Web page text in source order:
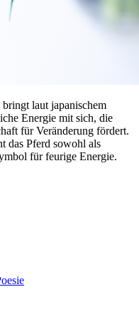
bringt laut japanischem
Energie mit sich, die
für Veränderung fördert.
das Pferd sowohl als
für feurige Energie.